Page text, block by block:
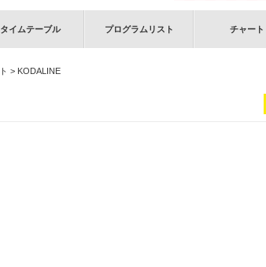
タイムテーブル プログラムリスト チャート
> KODALINE